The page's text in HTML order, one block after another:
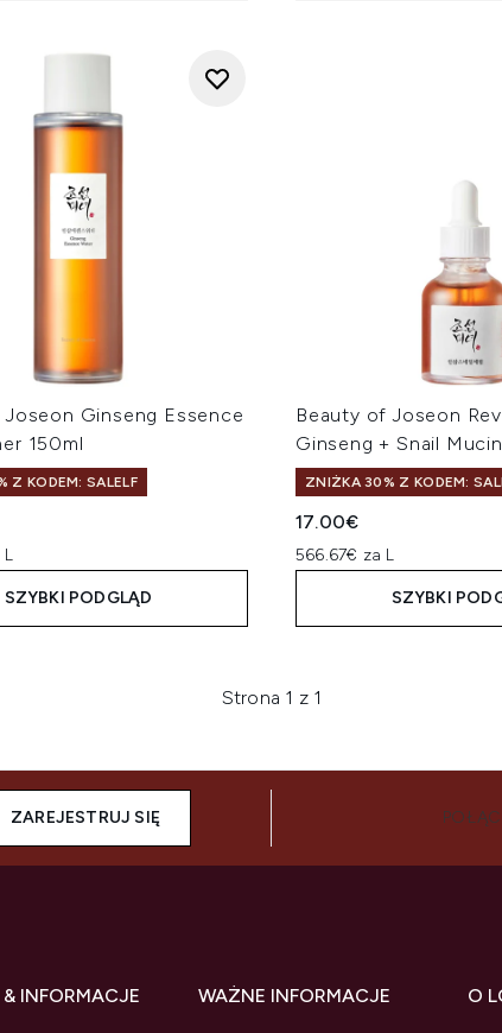
Ginseng Essence
150ml
Z KODEM: SALELF
SZYBKI PODGLĄD
Beauty of Joseon
Ginseng + Snail
ZNIŻKA 30% Z KODEM:
17.00€
566.67€ za L
SZYBKI
Strona 1 z 1
ZAREJESTRUJ SIĘ
INFORMACJE WAŻNE INFORMACJE O